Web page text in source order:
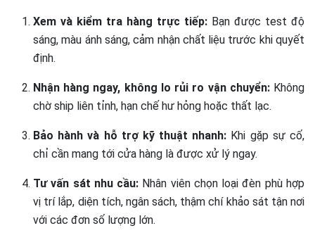
Xem và kiểm tra hàng trực tiếp: Bạn được test độ
sáng, màu ánh sáng, cảm nhận chất liệu trước khi quyết
định.
Nhận hàng ngay, không lo rủi ro vận chuyển: Không
chờ ship liên tỉnh, hạn chế hư hỏng hoặc thất lạc.
Bảo hành và hỗ trợ kỹ thuật nhanh: Khi gặp sự cố,
chỉ cần mang tới cửa hàng là được xử lý ngay.
Tư vấn sát nhu cầu: Nhân viên chọn loại đèn phù hợp
vị trí lắp, diện tích, ngân sách, thậm chí khảo sát tận nơi
với các đơn số lượng lớn.